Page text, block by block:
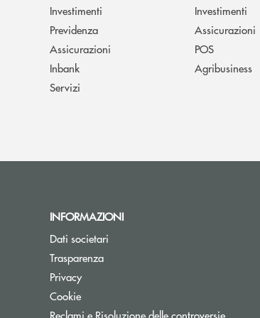
Investimenti
Previdenza
Assicurazioni
Inbank
Servizi
Investimenti
Assicurazioni
POS
Agribusiness
INFORMAZIONI
Dati societari
Trasparenza
Privacy
Cookie
Reclami e Risoluzione delle controversie